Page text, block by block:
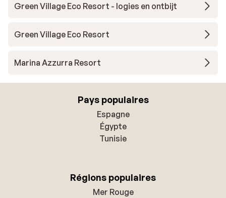
Green Village Eco Resort - logies en ontbijt
Green Village Eco Resort
Marina Azzurra Resort
Pays populaires
Espagne
Égypte
Tunisie
Régions populaires
Mer Rouge